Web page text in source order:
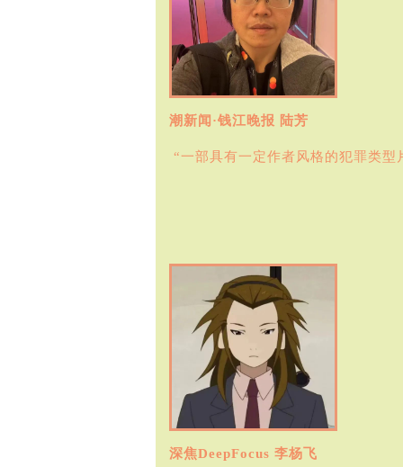
潮新闻·钱江晚报 陆芳
“一部具有一定作者风格的犯罪类
深焦DeepFocus 李杨飞